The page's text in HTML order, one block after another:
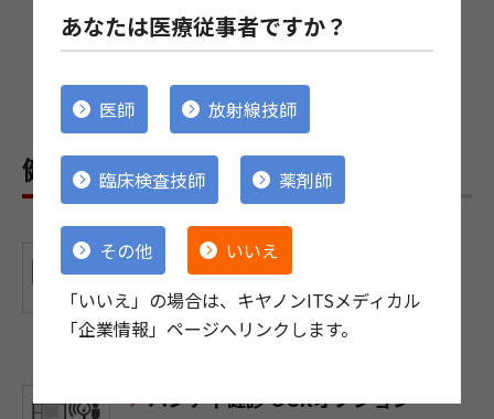
病院向けトータルセキュリティ
健診支援システム ラインアップ
ハンディ健診
健診データ収集システム
対象施設：健診施設・病院・診療所・その
ハンディ健診 OCRオプション
あなたは医療従事者ですか？
医師 放射線技師
臨床検査技師 薬剤師
その他
いいえ
「いいえ」の場合は、キヤノンITSメディカル
「企業情報」ページへリンクします。